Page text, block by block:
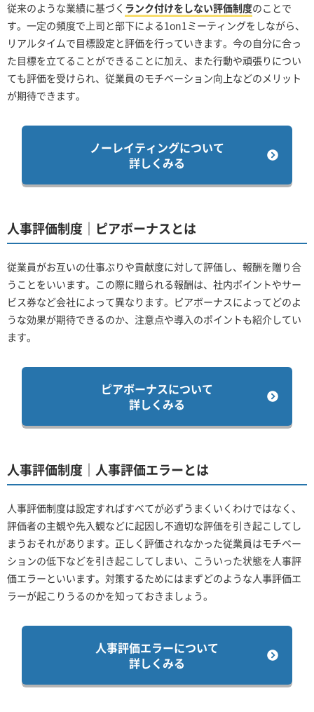
従来のような業績に基づく ランク付けをしない評価制度のことで
す。一定の頻度で上司と部下による1on1ミーティングをしながら、
リアルタイムで目標設定と評価を行っていきます。今の自分に合っ
た目標を立てることができることに加え、また行動や頑張りについ
ても評価を受けられ、従業員のモチベーション向上などのメリット
が期待できます。
ノーレイティングについて
詳しくみる
人事評価制度｜ピアボーナスとは
従業員がお互いの仕事ぶりや貢献度に対して評価し、報酬を贈り合
うことをいいます。この際に贈られる報酬は、社内ポイントやサー
ビス券など会社によって異なります。ピアボーナスによってどのよ
うな効果が期待できるのか、注意点や導入のポイントも紹介してい
ます。
ピアボーナスについて
詳しくみる
人事評価制度｜人事評価エラーとは
人事評価制度は設定すればすべてが必ずうまくいくわけではなく、
評価者の主観や先入観などに起因し不適切な評価を引き起こしてし
まうおそれがあります。正しく評価されなかった従業員はモチベー
ションの低下などを引き起こしてしまい、こういった状態を人事評
価エラーといいます。対策するためにはまずどのような人事評価エ
ラーが起こりうるのかを知っておきましょう。
人事評価エラーについて
詳しくみる